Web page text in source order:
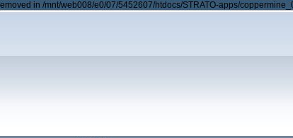
in /mnt/web008/e0/07/5452607/htdocs/STRATO-apps/